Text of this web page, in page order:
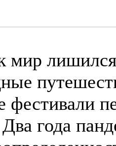
мир
фестивали
года